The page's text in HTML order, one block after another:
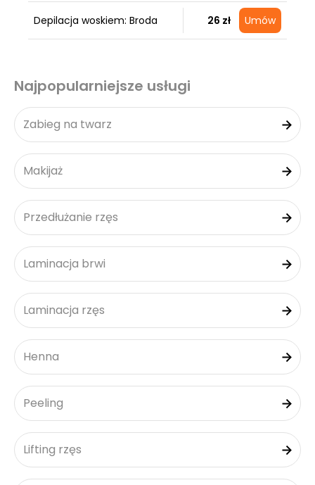
Depilacja woskiem: Broda 26 zł Umów
Najpopularniejsze usługi
Zabieg na twarz
Makijaż
Przedłużanie rzęs
Laminacja brwi
Laminacja rzęs
Henna
Peeling
Lifting rzęs